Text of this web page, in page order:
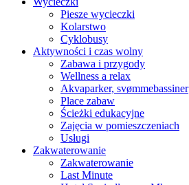
Piesze wycieczki
Kolarstwo
Cyklobusy
Aktywności i czas wolny
Zabawa i przygody
Wellness a relax
Akvaparker, svømmebassiner
Place zabaw
Ścieżki edukacyjne
Zajęcia w pomieszczeniach
Usługi
Zakwaterowanie
Zakwaterowanie
Last Minute